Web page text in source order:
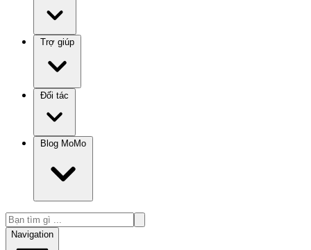
Trợ giúp
Đối tác
Blog MoMo
Navigation